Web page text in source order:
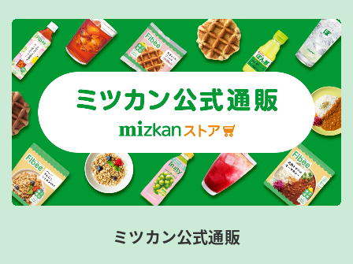
ミツカン公式通販